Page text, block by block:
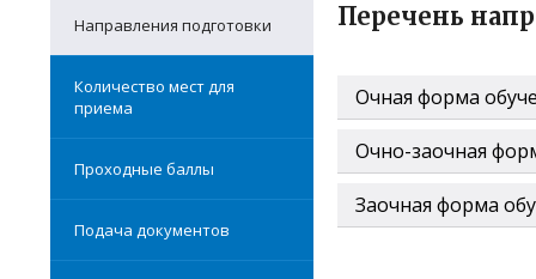
Направления подготовки
Количество мест для
приема
Проходные баллы
Подача документов
Перечень
Очная форма
Очно-заочная
Заочная форма